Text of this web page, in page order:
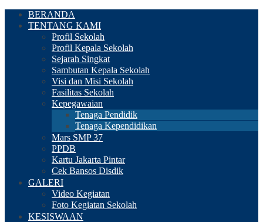
BERANDA
TENTANG KAMI
Profil Sekolah
Profil Kepala Sekolah
Sejarah Singkat
Sambutan Kepala Sekolah
Visi dan Misi Sekolah
Fasilitas Sekolah
Kepegawaian
Tenaga Pendidik
Tenaga Kependidikan
Mars SMP 37
PPDB
Kartu Jakarta Pintar
Cek Bansos Disdik
GALERI
Video Kegiatan
Foto Kegiatan Sekolah
KESISWAAN